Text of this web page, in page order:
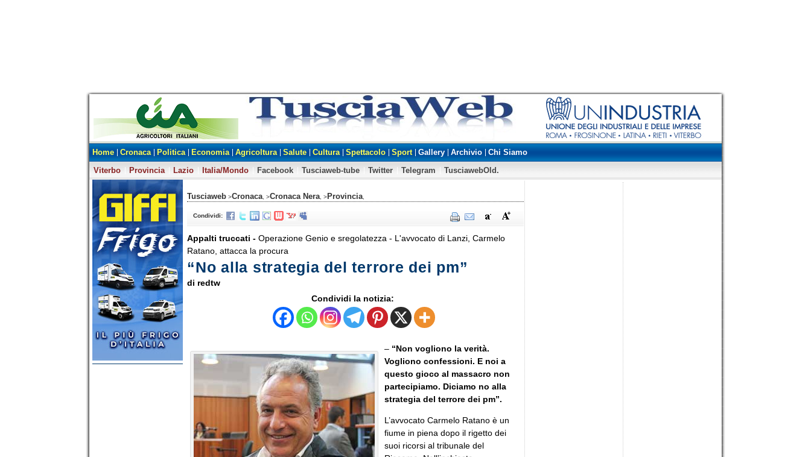
Home Cronaca Politica Economia Agricoltura Salute Cultura Spettacolo Sport Gallery Archivio
Chi Siamo
Viterbo
Provincia Lazio Italia/Mondo Facebook Tusciaweb-tube Twitter Telegram TusciawebOld.
Tusciaweb >Cronaca , >Cronaca Nera , >Provincia
Condividi:
Appalti truccati - Operazione Genio e sregolatezza - L'avvocato di Lanzi, Carmelo
Ratano, attacca la procura
“No alla strategia del terrore dei pm”
di redtw
Condividi la notizia:
– “Non vogliono la verità.
Vogliono confessioni. E noi a
questo gioco al massacro non
partecipiamo. Diciamo no alla
strategia del terrore dei pm”.
L’avvocato Carmelo Ratano è un
fiume in piena dopo il rigetto dei
suoi ricorsi al tribunale del